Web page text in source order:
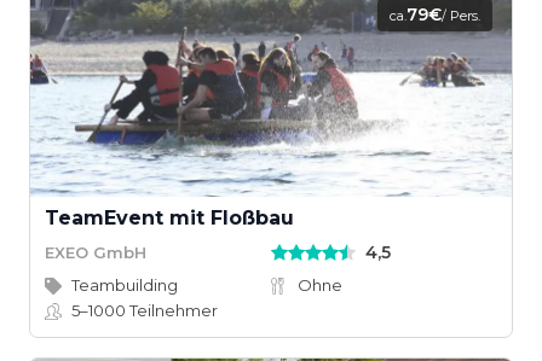
ca.79€/ Pers.
TeamEvent mit Floßbau
EXEO GmbH 4,5
Teambuilding
Ohne
5–1000Teilnehmer